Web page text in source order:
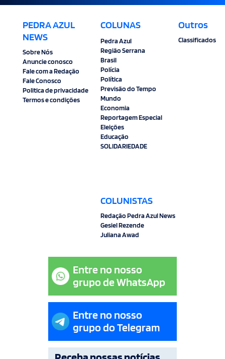
PEDRA AZUL
NEWS
Sobre Nós
Anuncie conosco
Fale com a Redação
Fale Conosco
Politica de privacidade
Termos e condições
COLUNAS
Pedra Azul
Região Serrana
Brasil
Polícia
Política
Previsão do Tempo
Mundo
Economia
Reportagem Especial
Eleições
Educação
SOLIDARIEDADE
COLUNISTAS
Redação Pedra Azul News
Gesiel Rezende
Juliana Awad
Outros
Classificados
Entre no nosso
grupo de WhatsApp
Entre no nosso
grupo do Telegram